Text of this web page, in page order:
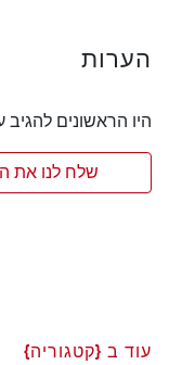
הערות
היו הראשונים
שלח לנו את
עוד ב {קטגוריה}